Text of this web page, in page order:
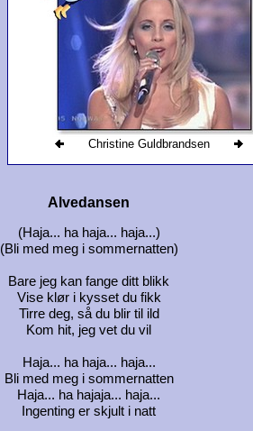
Christine Guldbrandsen
Alvedansen
(Haja... ha haja... haja...)
(Bli med meg i sommernatten)
Bare jeg kan fange ditt blikk
Vise klør i kysset du fikk
Tirre deg, så du blir til ild
Kom hit, jeg vet du vil
Haja... ha haja... haja...
Bli med meg i sommernatten
Haja... ha hajaja... haja...
Ingenting er skjult i natt